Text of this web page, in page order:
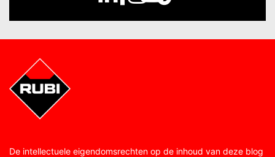
De intellectuele eigendomsrechten op de inhoud van deze blog